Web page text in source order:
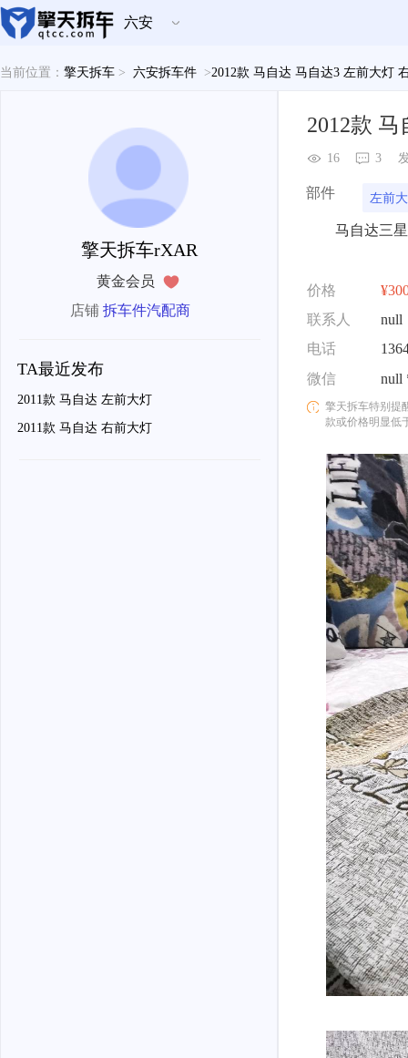
六安
当前位置： 擎天拆车 > 六安拆车件 >2012款 马自达 马自达3 左前大灯
擎天拆车rXAR
黄金会员
店铺拆车件汽配商
TA最近发布
2011款 马自达 左前大灯
2011款 马自达 右前大灯
2012款
16 3
部件 左前
马自达三
价格
联系人
null
电话
微信
擎天拆车特别提
款或价格明显低